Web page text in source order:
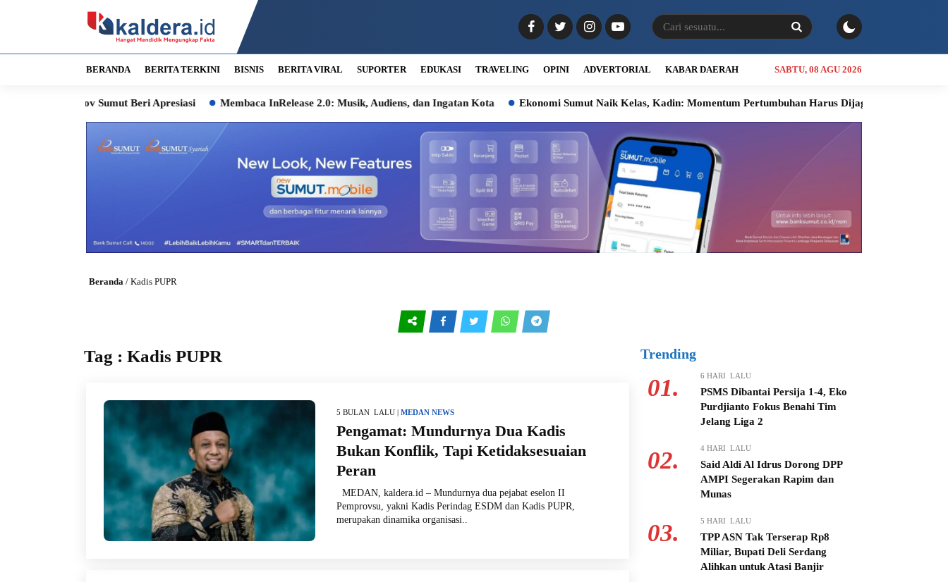
BERANDA BERITA TERKINI BISNIS BERITA VIRAL SUPORTER EDUKASI TRAVELING OPINI ADVERTORIAL KABAR DAERAH SABTU, 08 AGU 2026
Pemprov Sumut Beri Apresiasi Membaca InRelease 2.0: Musik, Audiens, dan Ingatan Kota Ekonomi Sumut Naik Kelas, Kadin: Momentum Pertumbuhan Harus Dijaga Hingga Akhir Tahun
Beranda / Kadis PUPR
Tag : Kadis PUPR
5 BULAN LALU | MEDAN NEWS
Pengamat: Mundurnya Dua Kadis
Bukan Konflik, Tapi Ketidaksesuaian
Peran
MEDAN, kaldera.id – Mundurnya dua pejabat eselon II
Pemprovsu, yakni Kadis Perindag ESDM dan Kadis PUPR,
merupakan dinamika organisasi..
Trending
01. 6 HARI LALU
PSMS Dibantai Persija 1-4, Eko
Purdjianto Fokus Benahi Tim
Jelang Liga 2
02. 4 HARI LALU
Said Aldi Al Idrus Dorong DPP
AMPI Segerakan Rapim dan
Munas
03. 5 HARI LALU
TPP ASN Tak Terserap Rp8
Miliar, Bupati Deli Serdang
Alihkan untuk Atasi Banjir